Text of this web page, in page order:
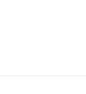
all’Europa e